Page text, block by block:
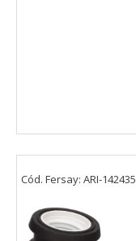
Cód. Fersay: ARI-142435